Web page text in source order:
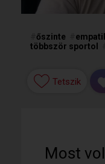
őszinte
többször sportol
Tetszik
Most